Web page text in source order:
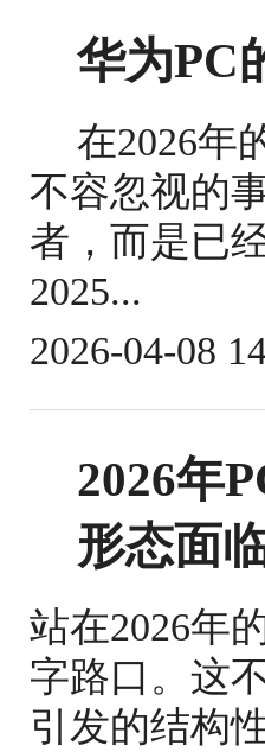
华为PC
在2026年
不容忽视的
者，而是已
2025...
2026-04-08
2026年
形态面
站在2026年
字路口。这
引发的结构